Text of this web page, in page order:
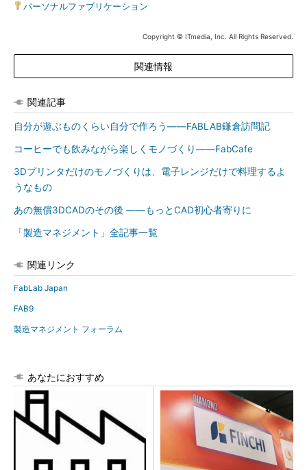
パーソナルファブリケーション
Copyright © ITmedia, Inc. All Rights Reserved.
関連情報
関連記事
自分が遊ぶものくらい自分で作ろう――FABLAB鎌倉訪問記
コーヒーでも飲みながら楽しくモノづくり――FabCafe
3Dプリンタだけのモノづくりは、電子レンジだけで料理するよ
うなもの
あの無償3DCADのその後 ――もっとCAD初心者寄りに
「製造マネジメント」全記事一覧
関連リンク
FabLab Japan
FAB9
製造マネジメント フォーラム
あなたにおすすめ